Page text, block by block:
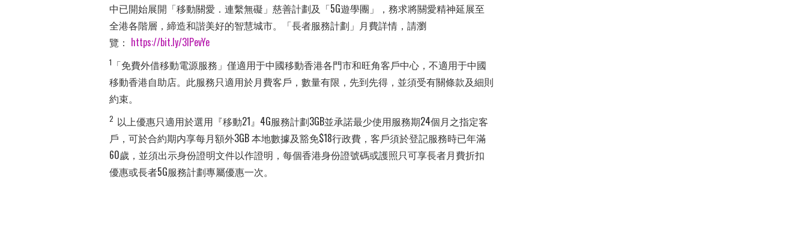
中已開始展開「移動關愛．連繫無礙」慈善計劃及「5G遊學團」，務求將關愛精神延展至
全港各階層，締造和諧美好的智慧城市。「長者服務計劃」月費詳情，請瀏
覽： https://bit.ly/3lPevYe
1 「免費外借移動電源服務」僅適用于中國移動香港各門市和旺角客戶中心，不適用于中國
移動香港自助店。此服務只適用於月費客戶，數量有限，先到先得，並須受有關條款及細則
約束。
2 以上優惠只適用於選用『移動21』4G服務計劃3GB並承諾最少使用服務期24個月之指定客
戶，可於合約期内享每月額外3GB 本地數據及豁免$18行政費，客戶須於登記服務時已年滿
60歲，並須出示身份證明文件以作證明，每個香港身份證號碼或護照只可享長者月費折扣
優惠或長者5G服務計劃專屬優惠一次。